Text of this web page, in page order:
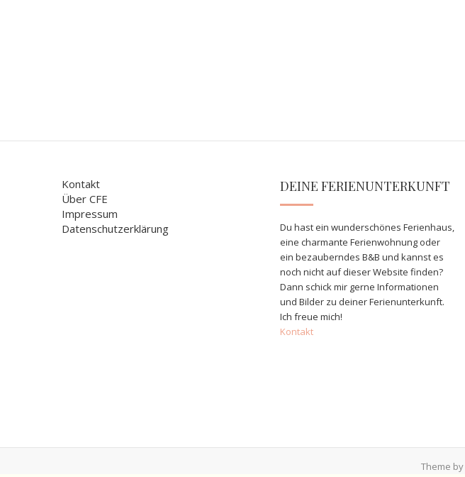
Kontakt
Über CFE
Impressum
Datenschutzerklärung
DEINE FERIENUNTERKUNFT
Du hast ein wunderschönes Ferienhaus,
eine charmante Ferienwohnung oder
ein bezauberndes B&B und kannst es
noch nicht auf dieser Website finden?
Dann schick mir gerne Informationen
und Bilder zu deiner Ferienunterkunft.
Ich freue mich!
Kontakt
Theme by